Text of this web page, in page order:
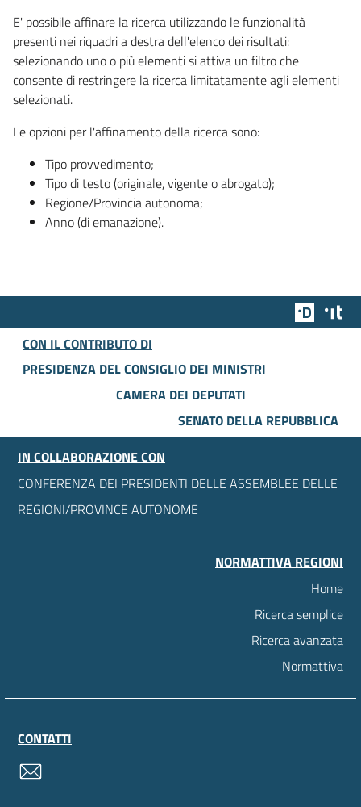
E' possibile affinare la ricerca utilizzando le funzionalità
presenti nei riquadri a destra dell'elenco dei risultati:
selezionando uno o più elementi si attiva un filtro che
consente di restringere la ricerca limitatamente agli elementi
selezionati.
Le opzioni per l'affinamento della ricerca sono:
Tipo provvedimento;
Tipo di testo (originale, vigente o abrogato);
Regione/Provincia autonoma;
Anno (di emanazione).
Team
CON IL CONTRIBUTO DI
PRESIDENZA DEL CONSIGLIO DEI MINISTRI
CAMERA DEI DEPUTATI
SENATO DELLA REPUBBLICA
IN COLLABORAZIONE CON
CONFERENZA DEI PRESIDENTI DELLE ASSEMBLEE DELLE
REGIONI/PROVINCE AUTONOME
NORMATTIVA REGIONI
Home
Ricerca semplice
Ricerca avanzata
Normattiva
CONTATTI